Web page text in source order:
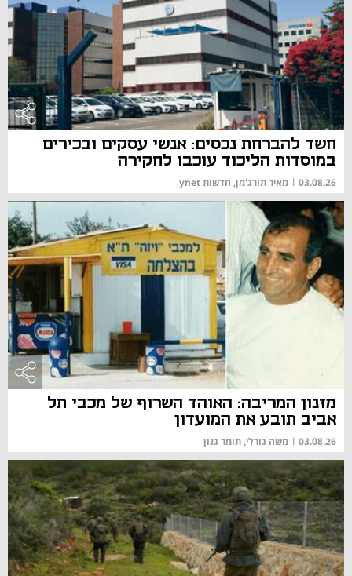
חשד להברחת נכסים: אנשי עסקים ובכירים
במוסדות הליכוד עוכבו לחקירה
03.08.26
| מאיר תורג'מן, חדשות ynet
מזנון המריבה: האוהד השרוף של מכבי תל
אביב תובע את המועדון
03.08.26
| משה גורלי, תומר גנון